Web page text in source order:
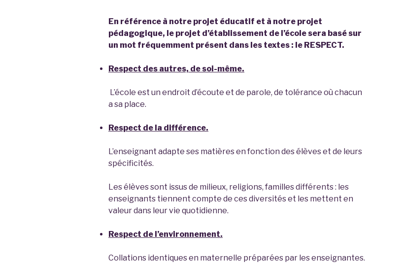
En référence à notre projet éducatif et à notre projet
pédagogique, le projet d’établissement de l’école sera basé sur
un mot fréquemment présent dans les textes : le RESPECT.
Respect des autres, de soi-même.
L’école est un endroit d’écoute et de parole, de tolérance où chacun
a sa place.
Respect de la différence.
L’enseignant adapte ses matières en fonction des élèves et de leurs
spécificités.
Les élèves sont issus de milieux, religions, familles différents : les
enseignants tiennent compte de ces diversités et les mettent en
valeur dans leur vie quotidienne.
Respect de l’environnement.
Collations identiques en maternelle préparées par les enseignantes.